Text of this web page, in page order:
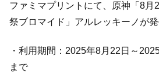
ファミマプリントにて、原神「8月
祭ブロマイド」アルレッキーノが
・利用期間：2025年8月22日～
まで